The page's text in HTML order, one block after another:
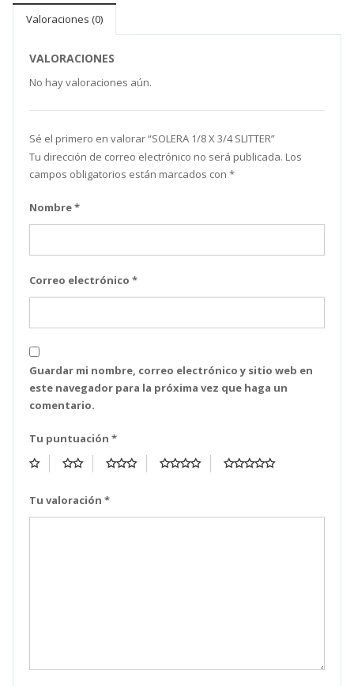
Valoraciones (0)
VALORACIONES
No hay valoraciones aún.
Sé el primero en valorar “SOLERA 1/8 X 3/4 SLITTER”
Tu dirección de correo electrónico no será publicada. Los
campos obligatorios están marcados con *
Nombre*
Correo electrónico *
Guardar mi nombre, correo electrónico y sitio web en
este navegador para la próxima vez que haga un
comentario.
Tu puntuación *
Tu valoración *